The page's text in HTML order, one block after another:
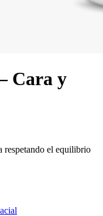
Cara y
respetando el equilibrio